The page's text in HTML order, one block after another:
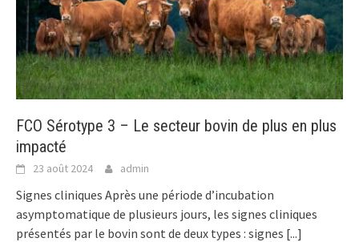
FCO Sérotype 3 – Le secteur bovin de plus en plus
impacté
23 août 2024 admin
Signes cliniques Après une période d’incubation
asymptomatique de plusieurs jours, les signes cliniques
présentés par le bovin sont de deux types : signes [...]